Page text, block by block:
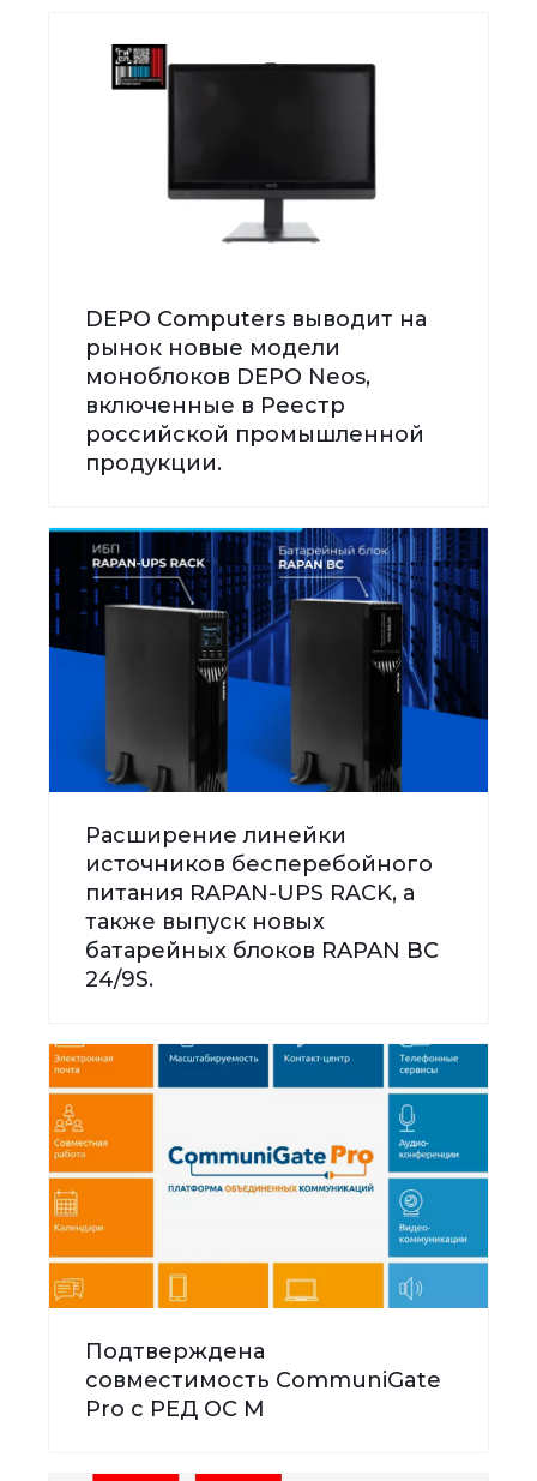
DEPO Computers выводит на
рынок новые модели
моноблоков DEPO Neos,
включенные в Реестр
российской промышленной
продукции.
Расширение линейки
источников бесперебойного
питания RAPAN-UPS RACK, а
также выпуск новых
батарейных блоков RAPAN BC
24/9S.
Подтверждена
совместимость CommuniGate
Pro с РЕД ОС М